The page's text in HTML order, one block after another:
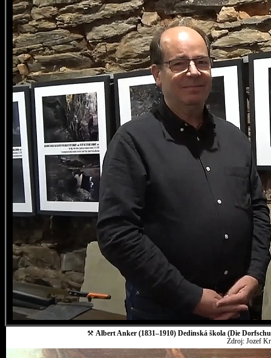
⚒ Albert Anker (1831–1910) Dedinská škola (Die
Zdroj: Jozef